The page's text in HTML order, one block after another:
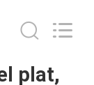
plat,